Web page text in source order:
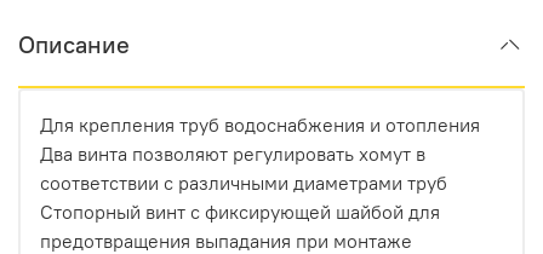
Описание
Для крепления труб водоснабжения и отопления
Два винта позволяют регулировать хомут в
соответствии с различными диаметрами труб
Стопорный винт с фиксирующей шайбой для
предотвращения выпадания при монтаже